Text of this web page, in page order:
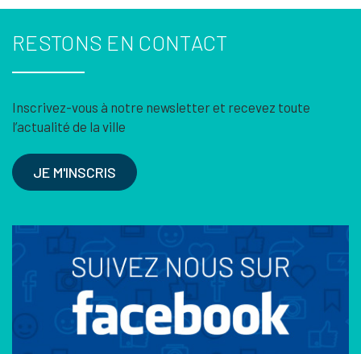
RESTONS EN CONTACT
Inscrivez-vous à notre newsletter et recevez toute
l’actualité de la ville
JE M'INSCRIS